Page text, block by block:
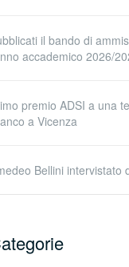
il bando di
accademico 2026/
premio ADSI a una
a Vicenza
Bellini intervistato